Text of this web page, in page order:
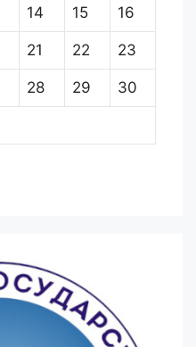
14 15 16
21 22 23
28 29 30